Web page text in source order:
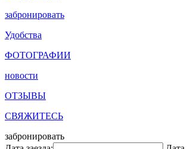
забронировать
Удобства
ФОТОГРАФИИ
новости
ОТЗЫВЫ
СВЯЖИТЕСЬ
забронировать